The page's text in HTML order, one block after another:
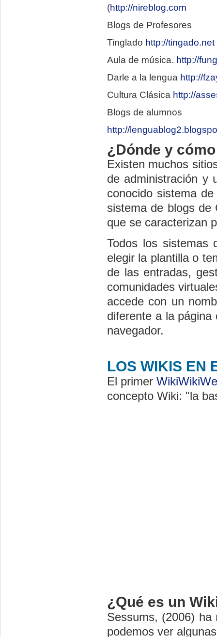
(http://nireblog.com
Blogs de Profesores
Tinglado http://tingado.net
Aula de música. http://
Darle a la lengua http://
Cultura Clásica http://
Blogs de alumnos
http://
¿Dónde y
Existen muchos
de administración y
conocido sistema
sistema de blogs de
que se caracterizan
Todos los sistemas
elegir la plantilla o
de las entradas,
comunidades
accede con un
diferente a la
navegador.
LOS WIKIS EN
El primer
concepto Wiki: "la
¿Qué es un
Sessums, (2006)
podemos ver